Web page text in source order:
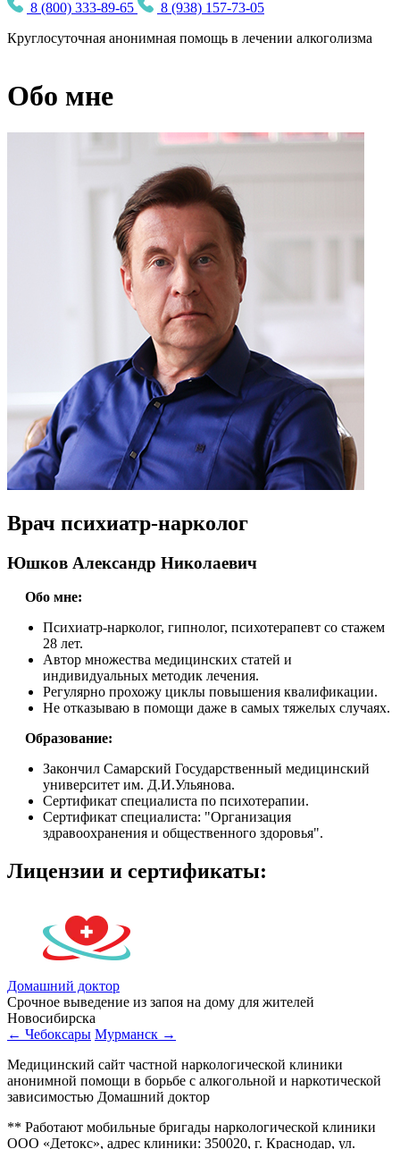
8 (800) 333-89-65
8 (938) 157-73-05
Круглосуточная анонимная помощь в лечении алкоголизма
Обо мне
Врач психиатр-нарколог
Юшков Александр Николаевич
Обо мне:
Психиатр-нарколог, гипнолог, психотерапевт со стажем
28 лет.
Автор множества медицинских статей и
индивидуальных методик лечения.
Регулярно прохожу циклы повышения квалификации.
Не отказываю в помощи даже в самых тяжелых случаях.
Образование:
Закончил Самарский Государственный медицинский
университет им. Д.И.Ульянова.
Сертификат специалиста по психотерапии.
Сертификат специалиста: "Организация
здравоохранения и общественного здоровья".
Лицензии и сертификаты:
Домашний доктор
Срочное выведение из запоя на дому для жителей
Новосибирска
← Чебоксары Мурманск →
Медицинский сайт частной наркологической клиники
анонимной помощи в борьбе с алкогольной и наркотической
зависимостью Домашний доктор
** Работают мобильные бригады наркологической клиники
ООО «Детокс», адрес клиники: 350020, г. Краснодар, ул.